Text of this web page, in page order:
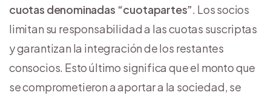
cuotas denominadas “cuotapartes”. Los socios
limitan su responsabilidad a las cuotas suscriptas
y garantizan la integración de los restantes
consocios. Esto último significa que el monto que
se comprometieron a aportar a la sociedad, se